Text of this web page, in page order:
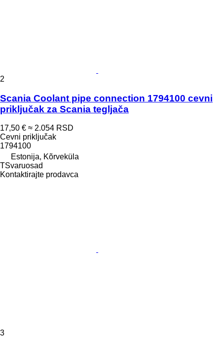
2
Scania Coolant pipe connection 1794100 cevni
priključak za Scania tegljača
17,50 € ≈ 2.054 RSD
Cevni priključak
1794100
Estonija, Kõrveküla
TSvaruosad
Kontaktirajte prodavca
3